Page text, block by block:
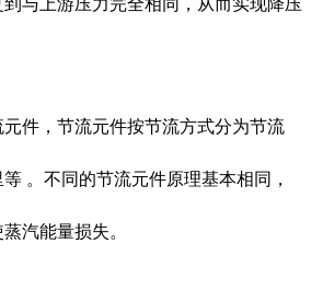
件，节流元件按节流方式分为节流
。不同的节流元件原理基本相同，
汽能量损失。